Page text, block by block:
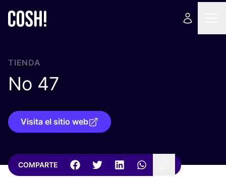
TIENDA
No 47
Visita el sitio web
COMPARTE